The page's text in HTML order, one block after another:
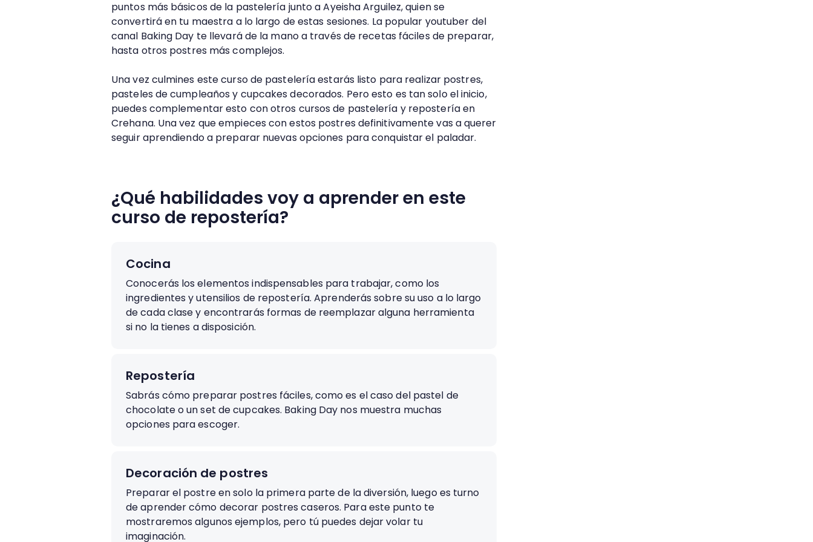
puntos más básicos de la pastelería junto a Ayeisha Arguilez, quien se
convertirá en tu maestra a lo largo de estas sesiones. La popular youtuber del
canal Baking Day te llevará de la mano a través de recetas fáciles de preparar,
hasta otros postres más complejos.
Una vez culmines este curso de pastelería estarás listo para realizar postres,
pasteles de cumpleaños y cupcakes decorados. Pero esto es tan solo el inicio,
puedes complementar esto con otros cursos de pastelería y repostería en
Crehana. Una vez que empieces con estos postres definitivamente vas a querer
seguir aprendiendo a preparar nuevas opciones para conquistar el paladar.
¿Qué habilidades voy a aprender en este
curso de repostería?
Cocina
Conocerás los elementos indispensables para trabajar, como los
ingredientes y utensilios de repostería. Aprenderás sobre su uso a lo largo
de cada clase y encontrarás formas de reemplazar alguna herramienta
si no la tienes a disposición.
Repostería
Sabrás cómo preparar postres fáciles, como es el caso del pastel de
chocolate o un set de cupcakes. Baking Day nos muestra muchas
opciones para escoger.
Decoración de postres
Preparar el postre en solo la primera parte de la diversión, luego es turno
de aprender cómo decorar postres caseros. Para este punto te
mostraremos algunos ejemplos, pero tú puedes dejar volar tu
imaginación.